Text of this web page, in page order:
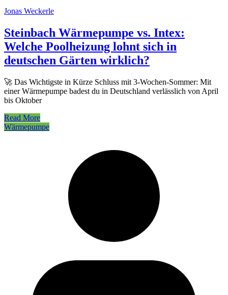
Jonas Weckerle
Steinbach Wärmepumpe vs. Intex:
Welche Poolheizung lohnt sich in
deutschen Gärten wirklich?
🚀 Das Wichtigste in Kürze Schluss mit 3-Wochen-Sommer: Mit
einer Wärmepumpe badest du in Deutschland verlässlich von April
bis Oktober
Read More
Wärmepumpe